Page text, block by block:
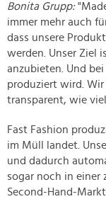
Bonita Grupp:
immer mehr auch
dass unsere
werden. Unser Ziel
anzubieten. Und
produziert wird.
transparent, wie
Fast Fashion
im Müll landet.
und dadurch
sogar noch in einer
Second-Hand-